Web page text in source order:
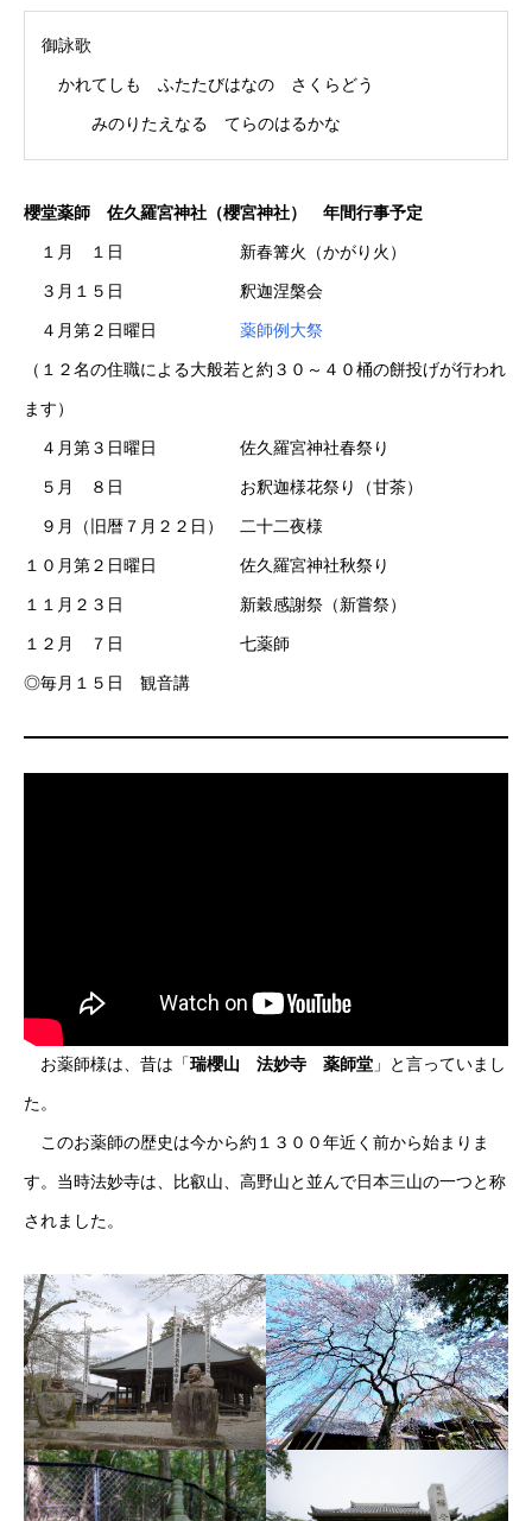
御詠歌
かれてしも ふたたびはなの さくらどう
みのりたえなる てらのはるかな
櫻堂薬師 佐久羅宮神社（櫻宮神社） 年間行事予定
１月 １日 新春篝火（かがり火）
３月１５日 釈迦涅槃会
４月第２日曜日 薬師例大祭
（１２名の住職による大般若と約３０～４０桶の餅投げが行われ
ます）
４月第３日曜日 佐久羅宮神社春祭り
５月 ８日 お釈迦様花祭り（甘茶）
９月（旧暦７月２２日） 二十二夜様
１０月第２日曜日 佐久羅宮神社秋祭り
１１月２３日 新穀感謝祭（新嘗祭）
１２月 ７日 七薬師
◎毎月１５日 観音講
お薬師様は、昔は「瑞櫻山 法妙寺 薬師堂 」と言っていまし
た。
このお薬師の歴史は今から約１３００年近く前から始まりま
す。当時法妙寺は、比叡山、高野山と並んで日本三山の一つと称
されました。